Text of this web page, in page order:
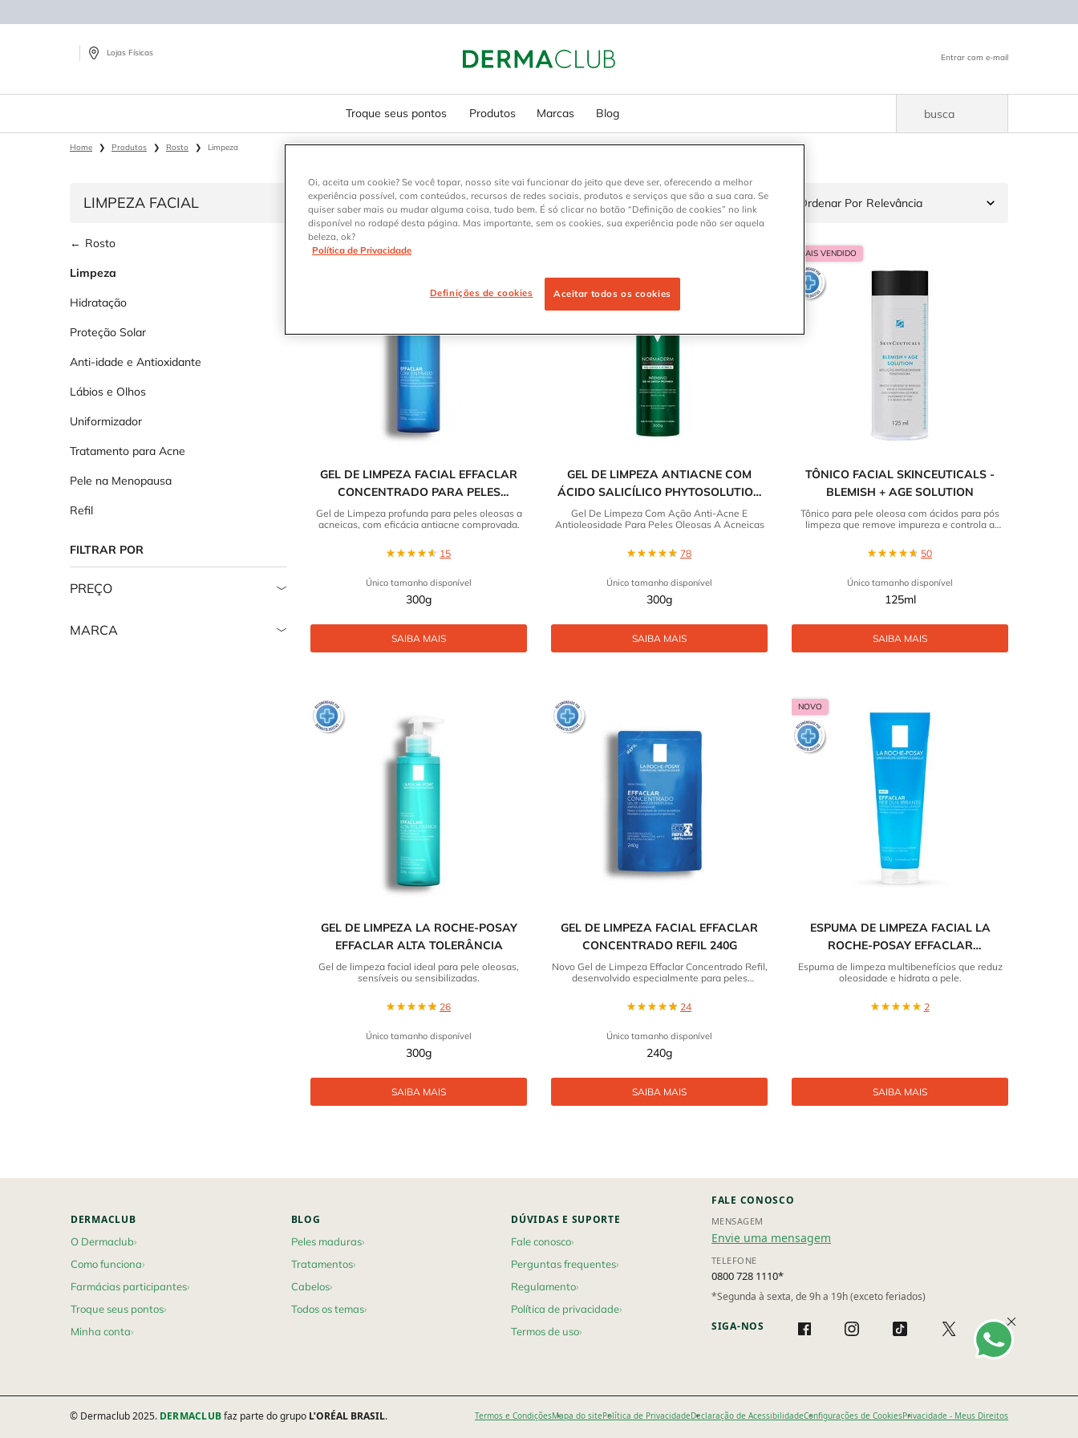
Lojas Físicas Entrar com e-mail
Troque seus pontos Produtos Marcas Blog
busca
Home Produtos Rosto Limpeza
LIMPEZA FACIAL 17 produtos Ordenar Por
Refinements menu
Limpeza Facial
Rosto
Limpeza
Hidratação
Proteção Solar
Anti-idade e Antioxidante
Lábios e Olhos
Uniformizador
Tratamento para Acne
Pele na Menopausa
Refil
FILTRAR POR
PREÇO
MARCA
GEL DE LIMPEZA FACIAL EFFACLAR
CONCENTRADO PARA PELES
OLEOSAS A ACNEICAS LA ROCHE-
POSAY
Gel de Limpeza profunda para peles oleosas a
acneicas, com eficácia antiacne comprovada.
15
Único tamanho disponível
300g
SAIBA MAIS
GEL DE LIMPEZA ANTIACNE COM
ÁCIDO SALICÍLICO PHYTOSOLUTION
VICHY NORMADERM
Gel De Limpeza Com Ação Anti-Acne E
Antioleosidade Para Peles Oleosas A Acneicas
78
Único tamanho disponível
300g
SAIBA MAIS
MAIS VENDIDO
TÔNICO FACIAL SKINCEUTICALS -
BLEMISH + AGE SOLUTION
Tônico para pele oleosa com ácidos para pós
limpeza que remove impureza e controla a
50
Único tamanho disponível
125ml
SAIBA MAIS
GEL DE LIMPEZA LA ROCHE-POSAY
EFFACLAR ALTA TOLERÂNCIA
Gel de limpeza facial ideal para pele oleosas,
sensíveis ou sensibilizadas.
26
Único tamanho disponível
300g
SAIBA MAIS
GEL DE LIMPEZA FACIAL EFFACLAR
CONCENTRADO REFIL 240G
Novo Gel de Limpeza Effaclar Concentrado Refil,
desenvolvido especialmente para peles
novo formato mais econômico e sustentável.
24
Único tamanho disponível
240g
SAIBA MAIS
NOVO
ESPUMA DE LIMPEZA FACIAL LA
ROCHE-POSAY EFFACLAR
REEQUILIBRANTE
Espuma de limpeza multibenefícios que reduz
oleosidade e hidrata a pele.
2
SAIBA MAIS
DERMACLUB
O Dermaclub
Como funciona
Farmácias participantes
Troque seus pontos
Minha conta
BLOG
Peles maduras
Tratamentos
Cabelos
Todos os temas
DÚVIDAS E SUPORTE
Fale conosco
Perguntas frequentes
Regulamento
Política de privacidade
Termos de uso
FALE CONOSCO
MENSAGEM
Envie uma mensagem
TELEFONE
0800 728 1110*
*Segunda à sexta, de 9h a 19h (exceto feriados)
SIGA-NOS
© Dermaclub 2025. DERMACLUBfaz parte do grupo L’ORÉAL BRASIL. Termos e CondiçõesMapa do sitePolítica de PrivacidadeDeclaração de AcessibilidadeConfigurações de CookiesPrivacidade - Meus Direitos
Oi, aceita um cookie? Se você topar, nosso site vai funcionar do jeito que deve ser, oferecendo a melhor
experiência possível, com conteúdos, recursos de redes sociais, produtos e serviços que são a sua cara. Se
quiser saber mais ou mudar alguma coisa, tudo bem. É só clicar no botão “Definição de cookies” no link
disponível no rodapé desta página. Mas importante, sem os cookies, sua experiência pode não ser aquela
beleza, ok?
Política de Privacidade
Definições de cookies Aceitar todos os cookies